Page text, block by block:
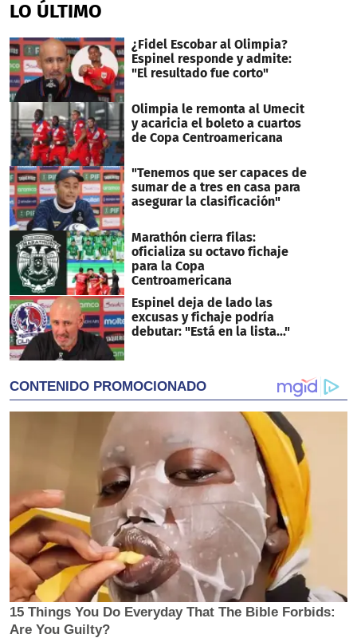
LO ÚLTIMO
¿Fidel Escobar al Olimpia?
Espinel responde y admite:
"El resultado fue corto"
Olimpia le remonta al Umecit
y acaricia el boleto a cuartos
de Copa Centroamericana
"Tenemos que ser capaces de
sumar de a tres en casa para
asegurar la clasificación"
Marathón cierra filas:
oficializa su octavo fichaje
para la Copa
Centroamericana
Espinel deja de lado las
excusas y fichaje podría
debutar: "Está en la lista..."